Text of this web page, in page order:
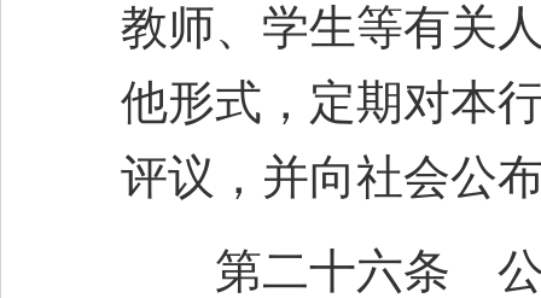
教师、学生等有关
他形式，定期对本
评议，并向社会公
第二十六条 公